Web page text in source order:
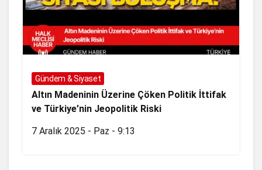
Gündem & Siyaset
Altın Madeninin Üzerine Çöken Politik İttifak
ve Türkiye’nin Jeopolitik Riski
7 Aralık 2025 - Paz - 9:13